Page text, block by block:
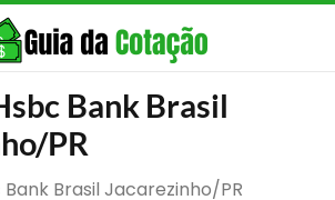
Bank Brasil
PR
Brasil Jacarezinho/PR